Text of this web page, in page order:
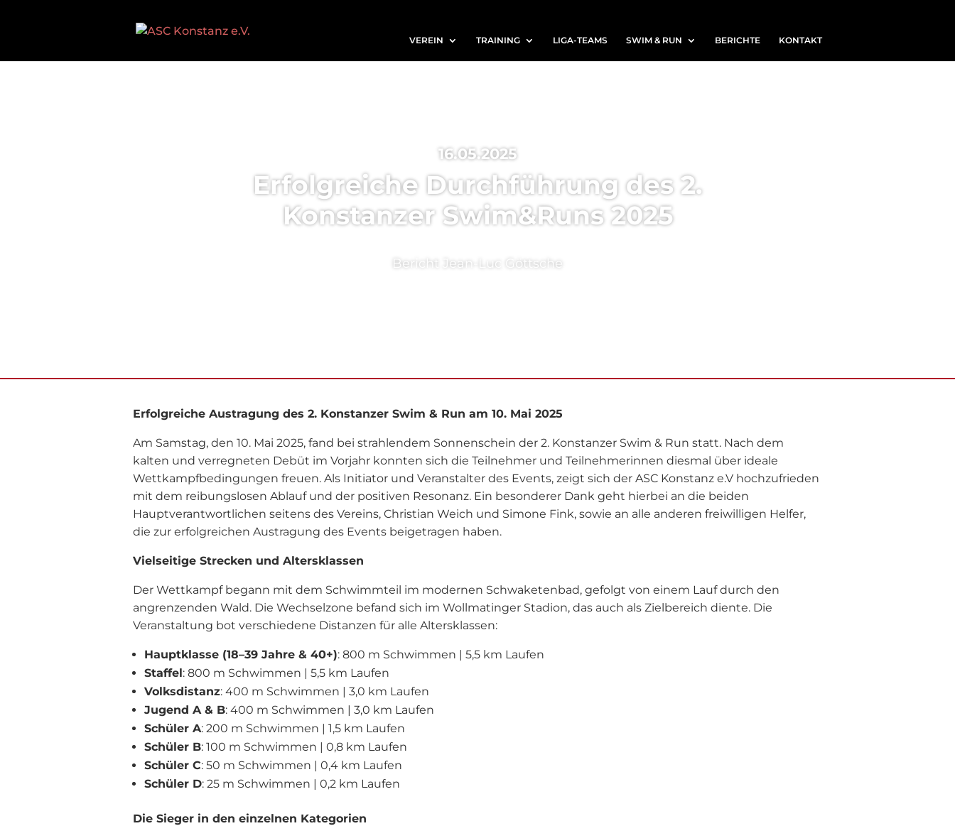
VEREIN TRAINING LIGA-TEAMS SWIM & RUN BERICHTE KONTAKT
16.05.2025
Erfolgreiche Durchführung des 2.
Konstanzer Swim&Runs 2025
Bericht Jean-Luc Göttsche
Erfolgreiche Austragung des 2. Konstanzer Swim & Run am 10. Mai 2025
Am Samstag, den 10. Mai 2025, fand bei strahlendem Sonnenschein der 2. Konstanzer Swim & Run statt. Nach dem
kalten und verregneten Debüt im Vorjahr konnten sich die Teilnehmer und Teilnehmerinnen diesmal über ideale
Wettkampfbedingungen freuen. Als Initiator und Veranstalter des Events, zeigt sich der ASC Konstanz e.V hochzufrieden
mit dem reibungslosen Ablauf und der positiven Resonanz. Ein besonderer Dank geht hierbei an die beiden
Hauptverantwortlichen seitens des Vereins, Christian Weich und Simone Fink, sowie an alle anderen freiwilligen Helfer,
die zur erfolgreichen Austragung des Events beigetragen haben.
Vielseitige Strecken und Altersklassen
Der Wettkampf begann mit dem Schwimmteil im modernen Schwaketenbad, gefolgt von einem Lauf durch den
angrenzenden Wald. Die Wechselzone befand sich im Wollmatinger Stadion, das auch als Zielbereich diente. Die
Veranstaltung bot verschiedene Distanzen für alle Altersklassen:
Hauptklasse (18–39 Jahre & 40+): 800 m Schwimmen | 5,5 km Laufen
Staffel: 800 m Schwimmen | 5,5 km Laufen
Volksdistanz: 400 m Schwimmen | 3,0 km Laufen
Jugend A & B: 400 m Schwimmen | 3,0 km Laufen
Schüler A: 200 m Schwimmen | 1,5 km Laufen
Schüler B: 100 m Schwimmen | 0,8 km Laufen
Schüler C: 50 m Schwimmen | 0,4 km Laufen
Schüler D: 25 m Schwimmen | 0,2 km Laufen
Die Sieger in den einzelnen Kategorien